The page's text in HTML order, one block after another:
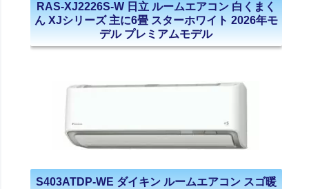
RAS-XJ2226S-W 日立 ルームエアコン 白くまく
ん XJシリーズ 主に6畳 スターホワイト 2026年モ
デル プレミアムモデル
S403ATDP-WE ダイキン ルームエアコン スゴ暖